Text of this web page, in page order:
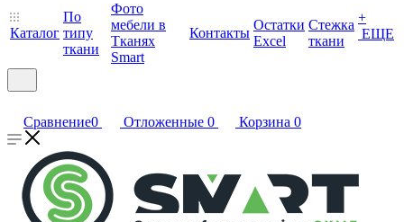
Каталог
По
типу
ткани
Фото
мебели в
Тканях
Smart
Контакты
Остатки
Excel
Стежка
ткани
+
ЕЩЕ
Сравнение0 Отложенные 0 Корзина 0